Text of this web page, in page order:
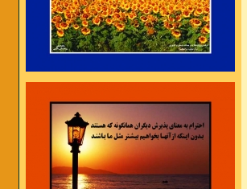
یا تن رسد به جانان یا جان ز تن بر آید
فکر ، برنامه ریزی و سازماندهی ، تلاش و کوشش ،